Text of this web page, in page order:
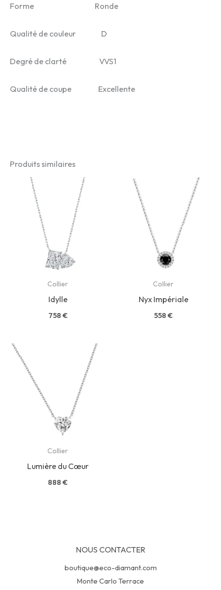
Forme Ronde
Qualité de couleur D
Degré de clarté VVS1
Qualité de coupe Excellente
Produits similaires
Collier
Idylle
758 €
Collier
Nyx Impériale
558 €
Collier
Lumière du Cœur
888 €
NOUS CONTACTER
boutique@eco-diamant.com
Monte Carlo Terrace